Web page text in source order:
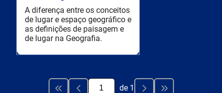
A diferença entre os conceitos
de lugar e espaço geográfico e
as definições de paisagem e
de lugar na Geografia.
de 1